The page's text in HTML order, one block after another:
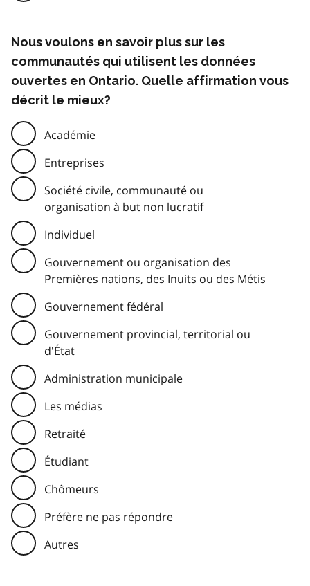
Nous voulons en savoir plus sur les
communautés qui utilisent les données
ouvertes en Ontario. Quelle affirmation vous
décrit le mieux?
Académie
Entreprises
Société civile, communauté ou
organisation à but non lucratif
Individuel
Gouvernement ou organisation des
Premières nations, des Inuits ou des Métis
Gouvernement fédéral
Gouvernement provincial, territorial ou
d'État
Administration municipale
Les médias
Retraité
Étudiant
Chômeurs
Préfère ne pas répondre
Autres